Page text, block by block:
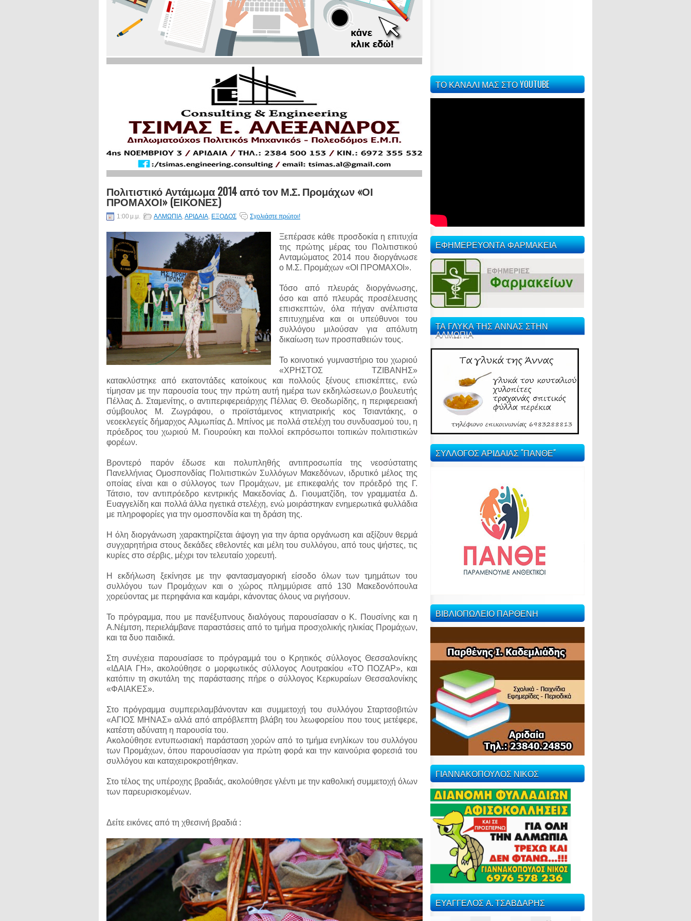
Πολιτιστικό Αντάμωμα 2014 από τον Μ.Σ. Προμάχων «ΟΙ
ΠΡΟΜΑΧΟΙ» (ΕΙΚΟΝΕΣ)
1:00 μ.μ. ΑΛΜΩΠΙΑ,ΑΡΙΔΑΙΑ, ΕΞΟΔΟΣ Σχολιάστε πρώτοι!
Ξεπέρασε κάθε προσδοκία η επιτυχία
της πρώτης μέρας του Πολιτιστικού
Ανταμώματος 2014 που διοργάνωσε
ο Μ.Σ. Προμάχων «ΟΙ ΠΡΟΜΑΧΟΙ».
Τόσο από πλευράς διοργάνωσης,
όσο και από πλευράς προσέλευσης
επισκεπτών, όλα πήγαν ανέλπιστα
επιτυχημένα και οι υπεύθυνοι του
συλλόγου μιλούσαν για απόλυτη
δικαίωση των προσπαθειών τους.
Το κοινοτικό γυμναστήριο του χωριού
«ΧΡΗΣΤΟΣ ΤΖΙΒΑΝΗΣ»
κατακλύστηκε από εκατοντάδες κατοίκους και πολλούς ξένους επισκέπτες, ενώ
τίμησαν με την παρουσία τους την πρώτη αυτή ημέρα των εκδηλώσεων,ο βουλευτής
Πέλλας Δ. Σταμενίτης, ο αντιπεριφερειάρχης Πέλλας Θ. Θεοδωρίδης, η περιφερειακή
σύμβουλος Μ. Ζωγράφου, ο προϊστάμενος κτηνιατρικής κος Τσιαντάκης, ο
νεοεκλεγείς δήμαρχος Αλμωπίας Δ. Μπίνος με πολλά στελέχη του συνδυασμού του, η
πρόεδρος του χωριού Μ. Γιουρούκη και πολλοί εκπρόσωποι τοπικών πολιτιστικών
φορέων.
Βροντερό παρόν έδωσε και πολυπληθής αντιπροσωπία της νεοσύστατης
Πανελλήνιας Ομοσπονδίας Πολιτιστικών Συλλόγων Μακεδόνων, ιδρυτικό μέλος της
οποίας είναι και ο σύλλογος των Προμάχων, με επικεφαλής τον πρόεδρό της Γ.
Τάτσιο, τον αντιπρόεδρο κεντρικής Μακεδονίας Δ. Γιουματζίδη, τον γραμματέα Δ.
Ευαγγελίδη και πολλά άλλα ηγετικά στελέχη, ενώ μοιράστηκαν ενημερωτικά φυλλάδια
με πληροφορίες για την ομοσπονδία και τη δράση της.
Η όλη διοργάνωση χαρακτηρίζεται άψογη για την άρτια οργάνωση και αξίζουν θερμά
συγχαρητήρια στους δεκάδες εθελοντές και μέλη του συλλόγου, από τους ψήστες, τις
κυρίες στο σέρβις, μέχρι τον τελευταίο χορευτή.
Η εκδήλωση ξεκίνησε με την φαντασμαγορική είσοδο όλων των τμημάτων του
συλλόγου των Προμάχων και ο χώρος πλημμύρισε από 130 Μακεδονόπουλα
χορεύοντας με περηφάνια και καμάρι, κάνοντας όλους να ριγήσουν.
Το πρόγραμμα, που με πανέξυπνους διαλόγους παρουσίασαν ο Κ. Πουσίνης και η
Α.Νέμτση, περιελάμβανε παραστάσεις από το τμήμα προσχολικής ηλικίας Προμάχων,
και τα δυο παιδικά.
Στη συνέχεια παρουσίασε το πρόγραμμά του ο Κρητικός σύλλογος Θεσσαλονίκης
«ΙΔΑΙΑ ΓΗ», ακολούθησε ο μορφωτικός σύλλογος Λουτρακίου «ΤΟ ΠΟΖΑΡ», και
κατόπιν τη σκυτάλη της παράστασης πήρε ο σύλλογος Κερκυραίων Θεσσαλονίκης
«ΦΑΙΑΚΕΣ».
Στο πρόγραμμα συμπεριλαμβάνονταν και συμμετοχή του συλλόγου Σταρτσοβιτών
«ΑΓΙΟΣ ΜΗΝΑΣ» αλλά από απρόβλεπτη βλάβη του λεωφορείου που τους μετέφερε,
κατέστη αδύνατη η παρουσία του.
Ακολούθησε εντυπωσιακή παράσταση χορών από το τμήμα ενηλίκων του συλλόγου
των Προμάχων, όπου παρουσίασαν για πρώτη φορά και την καινούρια φορεσιά του
συλλόγου και καταχειροκροτήθηκαν.
Στο τέλος της υπέροχης βραδιάς, ακολούθησε γλέντι με την καθολική συμμετοχή όλων
των παρευρισκομένων.
Δείτε εικόνες από τη χθεσινή βραδιά :
ΤΟ ΚΑΝΑΛΙ ΜΑΣ ΣΤΟ YOUTUBE
ΕΦΗΜΕΡΕΥΟΝΤΑ ΦΑΡΜΑΚΕΙΑ
ΤΑ ΓΛΥΚΑ ΤΗΣ ΑΝΝΑΣ ΣΤΗΝ
ΑΛΜΩΠΙΑ
ΣΥΛΛΟΓΟΣ ΑΡΙΔΑΙΑΣ "ΠΑΝΘΕ"
ΒΙΒΛΙΟΠΩΛΕΙΟ ΠΑΡΘΕΝΗ
ΓΙΑΝΝΑΚΟΠΟΥΛΟΣ ΝΙΚΟΣ
ΕΥΑΓΓΕΛΟΣ Α. ΤΣΑΒΔΑΡΗΣ